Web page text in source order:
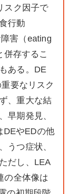
スク因子で
行動
害（eating
存するこ
ある。DE
要なリスク
、重大な結
早期発見、
DEやEDの他
うつ症状、
だし、LEA
の全体像は